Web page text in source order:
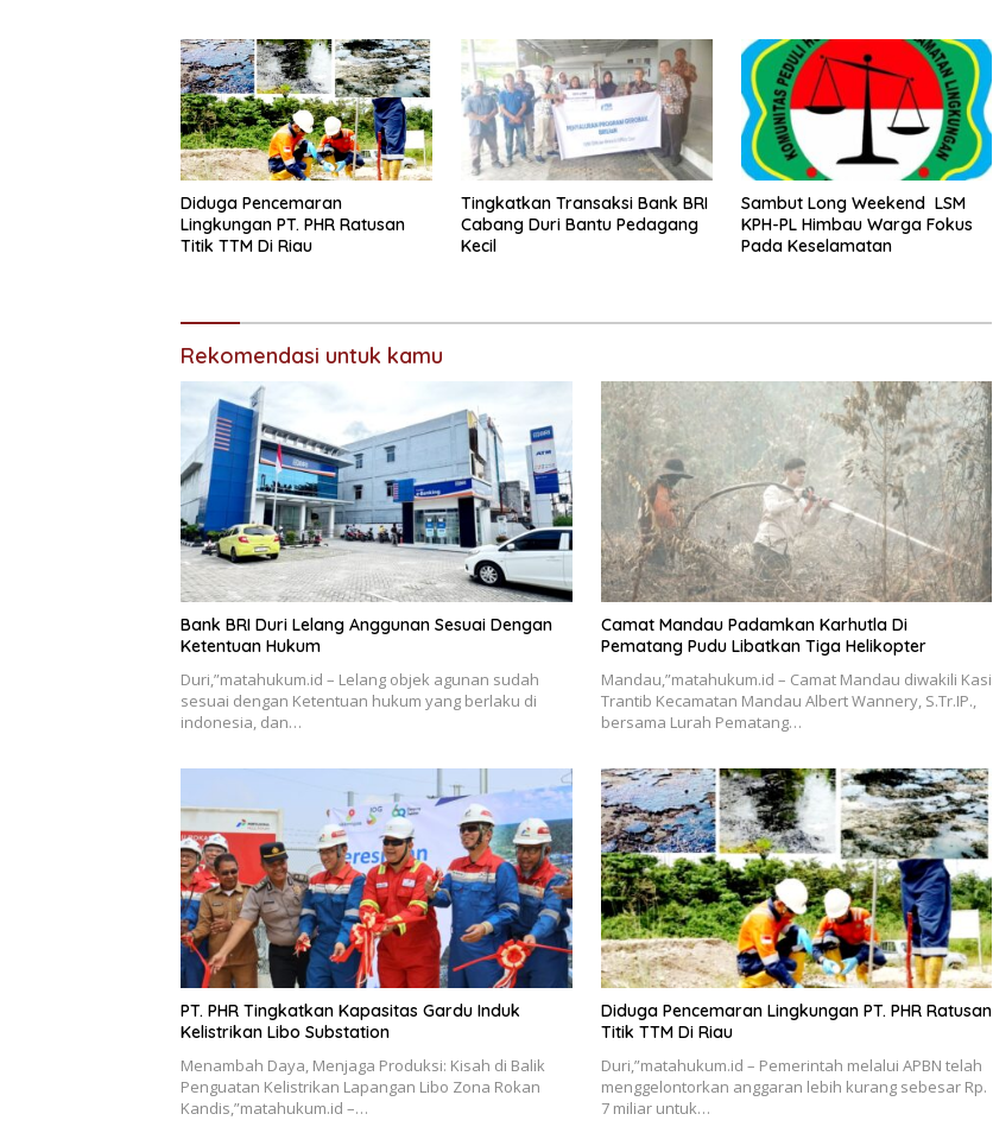
Diduga Pencemaran
Lingkungan PT. PHR Ratusan
Titik TTM Di Riau
Tingkatkan Transaksi Bank BRI
Cabang Duri Bantu Pedagang
Kecil
Sambut Long Weekend LSM
KPH-PL Himbau Warga Fokus
Pada Keselamatan
Rekomendasi untuk kamu
Bank BRI Duri Lelang Anggunan Sesuai Dengan
Ketentuan Hukum
Duri,”matahukum.id – Lelang objek agunan sudah
sesuai dengan Ketentuan hukum yang berlaku di
indonesia, dan…
Camat Mandau Padamkan Karhutla Di
Pematang Pudu Libatkan Tiga Helikopter
Mandau,”matahukum.id – Camat Mandau diwakili Kasi
Trantib Kecamatan Mandau Albert Wannery, S.Tr.IP.,
bersama Lurah Pematang…
PT. PHR Tingkatkan Kapasitas Gardu Induk
Kelistrikan Libo Substation
Menambah Daya, Menjaga Produksi: Kisah di Balik
Penguatan Kelistrikan Lapangan Libo Zona Rokan
Kandis,”matahukum.id –…
Diduga Pencemaran Lingkungan PT. PHR Ratusan
Titik TTM Di Riau
Duri,”matahukum.id – Pemerintah melalui APBN telah
menggelontorkan anggaran lebih kurang sebesar Rp.
7 miliar untuk…